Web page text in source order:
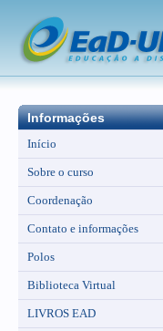
Informações
Início
Sobre o curso
Coordenação
Contato e informações
Polos
Biblioteca Virtual
LIVROS EAD